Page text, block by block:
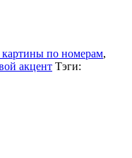
по номерам,
акцент Тэги: